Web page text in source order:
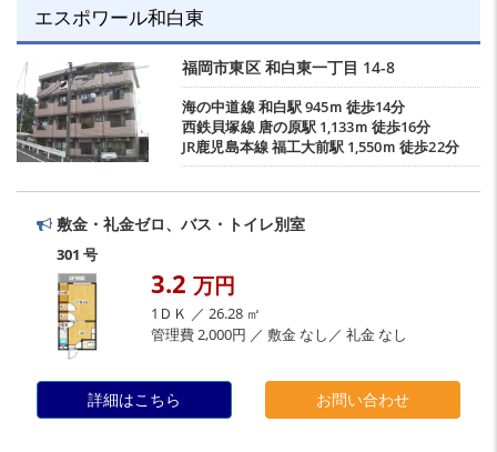
エスポワール和白東
福岡市東区 和白東一丁目 14-8
海の中道線和白駅945ｍ 徒歩14分
西鉄貝塚線 唐の原駅1,133ｍ 徒歩16分
JR鹿児島本線福工大前駅1,550ｍ 徒歩22分
敷金・礼金ゼロ、バス・トイレ別室
301 号
3.2 万円
1ＤＫ ／ 26.28 ㎡
管理費 2,000円 ／ 敷金 なし／ 礼金 なし
詳細はこちら お問い合わせ